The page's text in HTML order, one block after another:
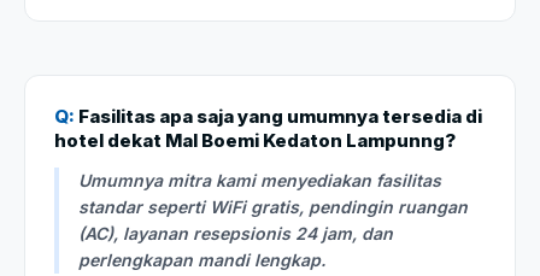
Q: Fasilitas apa saja yang umumnya tersedia di
hotel dekat Mal Boemi Kedaton Lampunng?
Umumnya mitra kami menyediakan fasilitas
standar seperti WiFi gratis, pendingin ruangan
(AC), layanan resepsionis 24 jam, dan
perlengkapan mandi lengkap.